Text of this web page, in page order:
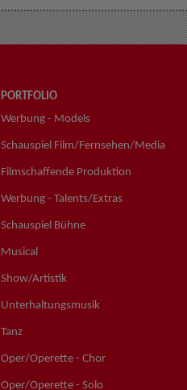
PORTFOLIO
Werbung - Models
Schauspiel Film/Fernsehen/Media
Filmschaffende Produktion
Werbung - Talents/Extras
Schauspiel Bühne
Musical
Show/Artistik
Unterhaltungsmusik
Tanz
Oper/Operette - Chor
Oper/Operette - Solo